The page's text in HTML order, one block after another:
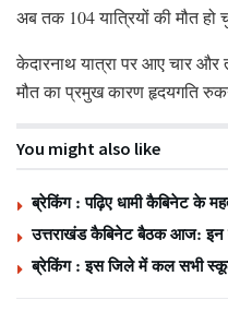
अब तक 104 यात्रियों की मौत हो
केदारनाथ यात्रा पर आए चार और
मौत का प्रमुख कारण हृदयगति
You might also like
ब्रेकिंग : पढ़िए धामी कैबिनेट के
उत्तराखंड कैबिनेट बैठक आज: इन
ब्रेकिंग : इस जिले में कल सभी